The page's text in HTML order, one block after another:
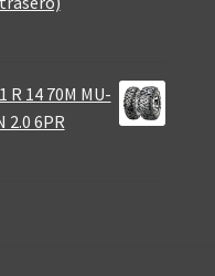
R 14 70M MU-
2.0 6PR